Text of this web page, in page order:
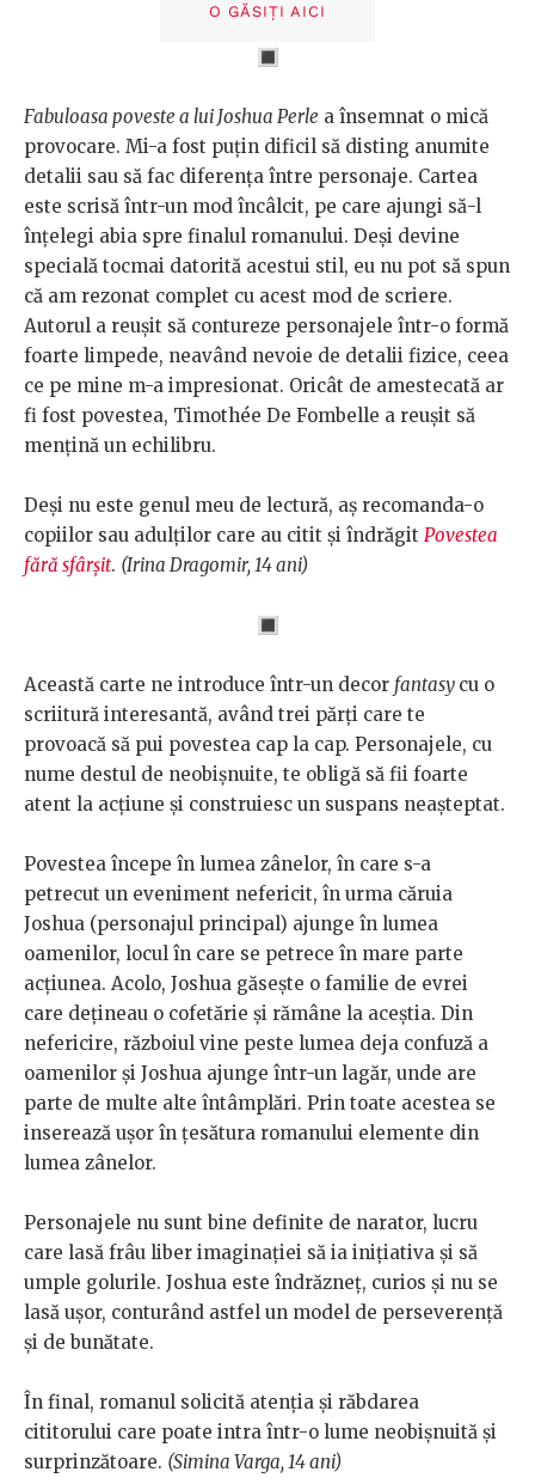
O GĂSIȚI AICI
🔳
Fabuloasa poveste a lui Joshua Perle a însemnat o mică
provocare. Mi-a fost puțin dificil să disting anumite
detalii sau să fac diferența între personaje. Cartea
este scrisă într-un mod încâlcit, pe care ajungi să-l
înțelegi abia spre finalul romanului. Deși devine
specială tocmai datorită acestui stil, eu nu pot să spun
că am rezonat complet cu acest mod de scriere.
Autorul a reușit să contureze personajele într-o formă
foarte limpede, neavând nevoie de detalii fizice, ceea
ce pe mine m-a impresionat. Oricât de amestecată ar
fi fost povestea, Timothée De Fombelle a reușit să
mențină un echilibru.
Deși nu este genul meu de lectură, aș recomanda-o
copiilor sau adulților care au citit și îndrăgit Povestea
fără sfârșit. (Irina Dragomir, 14 ani)
🔳
Această carte ne introduce într-un decor fantasy cu o
scriitură interesantă, având trei părți care te
provoacă să pui povestea cap la cap. Personajele, cu
nume destul de neobișnuite, te obligă să fii foarte
atent la acțiune și construiesc un suspans neașteptat.
Povestea începe în lumea zânelor, în care s-a
petrecut un eveniment nefericit, în urma căruia
Joshua (personajul principal) ajunge în lumea
oamenilor, locul în care se petrece în mare parte
acțiunea. Acolo, Joshua găsește o familie de evrei
care dețineau o cofetărie și rămâne la aceștia. Din
nefericire, războiul vine peste lumea deja confuză a
oamenilor și Joshua ajunge într-un lagăr, unde are
parte de multe alte întâmplări. Prin toate acestea se
inserează ușor în țesătura romanului elemente din
lumea zânelor.
Personajele nu sunt bine definite de narator, lucru
care lasă frâu liber imaginației să ia inițiativa și să
umple golurile. Joshua este îndrăzneț, curios și nu se
lasă ușor, conturând astfel un model de perseverență
și de bunătate.
În final, romanul solicită atenția și răbdarea
cititorului care poate intra într-o lume neobișnuită și
surprinzătoare. (Simina Varga, 14 ani)